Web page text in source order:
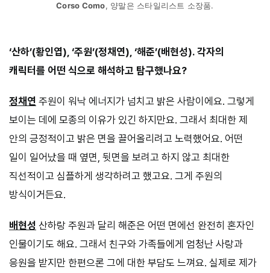
Corso Como, 양말은 스타일리스트 소장품.
‘산하’(황인엽), ‘주원’(정채연), ‘해준’(배현성). 각자의
캐릭터를 어떤 식으로 해석하고 탐구했나요?
정채연 주원이 워낙 에너지가 넘치고 밝은 사람이에요. 그렇게
보이는 데에 모종의 이유가 있긴 하지만요. 그래서 최대한 제
안의 긍정적이고 밝은 면을 끌어올리려고 노력했어요. 어떤
일이 일어났을 때 옆면, 뒷면을 보려고 하지 않고 최대한
직선적이고 심플하게 생각하려고 했고요. 그게 주원의
방식이거든요.
배현성 산하랑 주원과 달리 해준은 어떤 면에선 완전히 혼자인
인물이기도 해요. 그래서 친구와 가족들에게 엄청난 사랑과
응원을 받지만 한편으론 그에 대한 부담도 느껴요. 실제로 제가